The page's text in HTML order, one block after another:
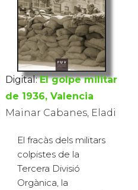
Digital: El golpe militar
de 1936, Valencia
Mainar Cabanes, Eladi
El fracàs dels militars
colpistes de la
Tercera Divisió
Orgànica, la